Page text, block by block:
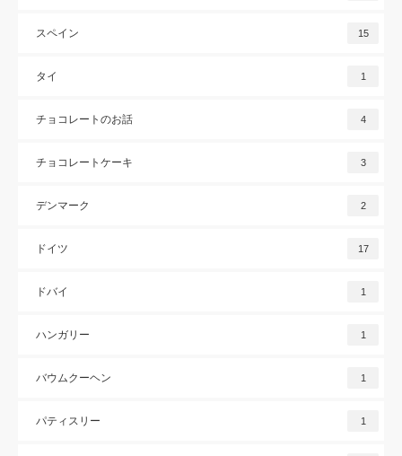
スペイン 15
タイ 1
チョコレートのお話 4
チョコレートケーキ 3
デンマーク 2
ドイツ 17
ドバイ 1
ハンガリー 1
バウムクーヘン 1
パティスリー 1